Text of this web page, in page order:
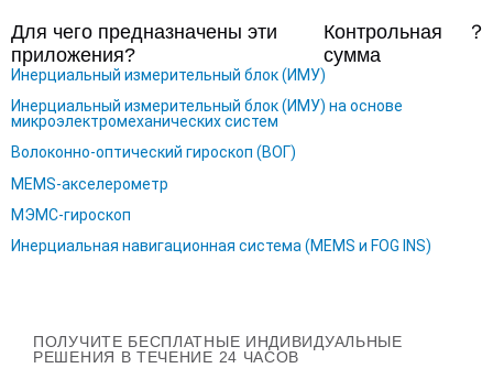
Для чего предназначены эти
приложения?
Контрольная
сумма
？
Инерциальный измерительный блок (ИМУ)
Инерциальный измерительный блок (ИМУ) на основе
микроэлектромеханических систем
Волоконно-оптический гироскоп (ВОГ)
MEMS-акселерометр
МЭМС-гироскоп
Инерциальная навигационная система (MEMS и FOG INS)
ПОЛУЧИТЕ БЕСПЛАТНЫЕ ИНДИВИДУАЛЬНЫЕ
РЕШЕНИЯ В ТЕЧЕНИЕ 24 ЧАСОВ